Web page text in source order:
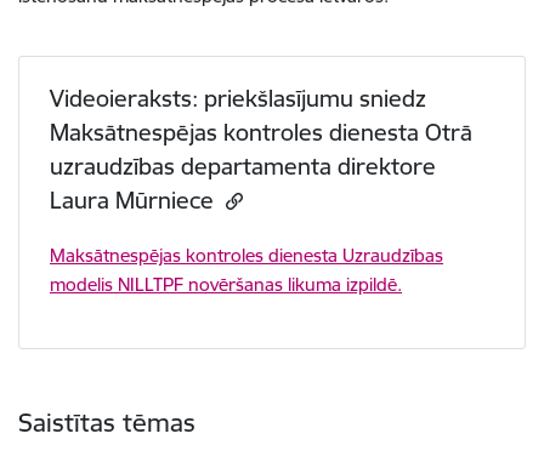
Videoieraksts: priekšlasījumu sniedz
Maksātnespējas kontroles dienesta Otrā
uzraudzības departamenta direktore
Laura Mūrniece
Maksātnespējas kontroles dienesta Uzraudzības
modelis NILLTPF novēršanas likuma izpildē.
Saistītas tēmas